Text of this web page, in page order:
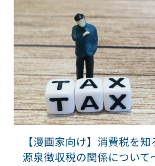
【漫画家向け】消費税を
源泉徴収税の関係について